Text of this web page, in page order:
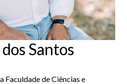
Santos
Faculdade de Ciências e